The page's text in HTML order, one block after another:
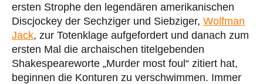
ersten Strophe den legendären amerikanischen
Discjockey der Sechziger und Siebziger, Wolfman
Jack, zur Totenklage aufgefordert und danach zum
ersten Mal die archaischen titelgebenden
Shakespeareworte „Murder most foul“ zitiert hat,
beginnen die Konturen zu verschwimmen. Immer